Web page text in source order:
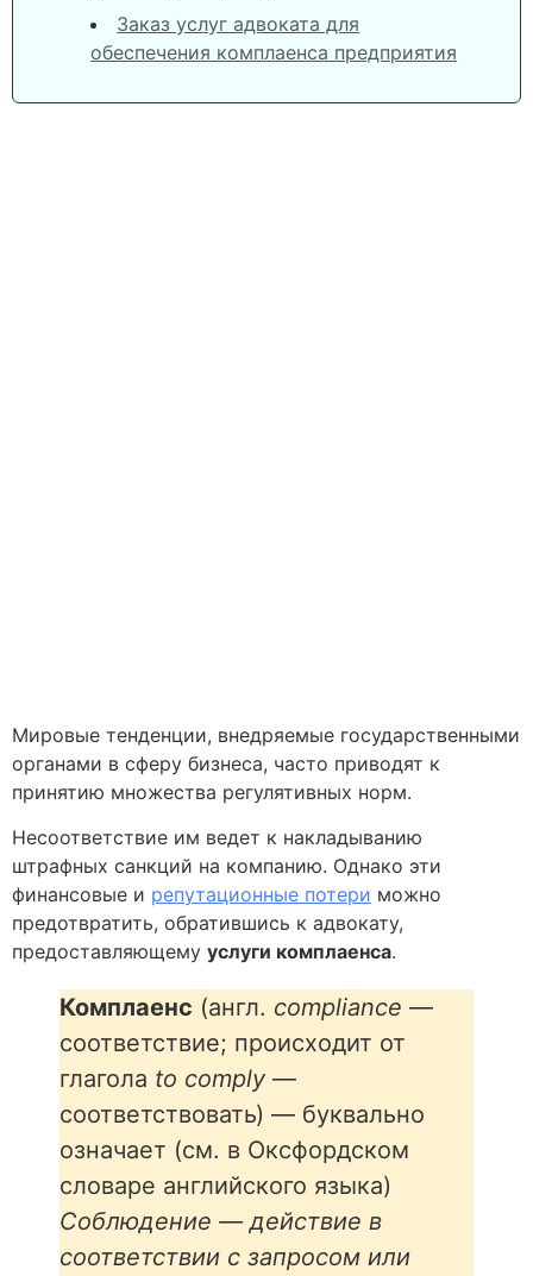
Заказ услуг адвоката для
обеспечения комплаенса предприятия
Мировые тенденции, внедряемые государственными
органами в сферу бизнеса, часто приводят к
принятию множества регулятивных норм.
Несоответствие им ведет к накладыванию
штрафных санкций на компанию. Однако эти
финансовые и репутационные потери можно
предотвратить, обратившись к адвокату,
предоставляющему услуги комплаенса.
Комплаенс (англ. compliance —
соответствие; происходит от
глагола to comply —
соответствовать) — буквально
означает (см. в Оксфордском
словаре английского языка)
Соблюдение — действие в
соответствии с запросом или